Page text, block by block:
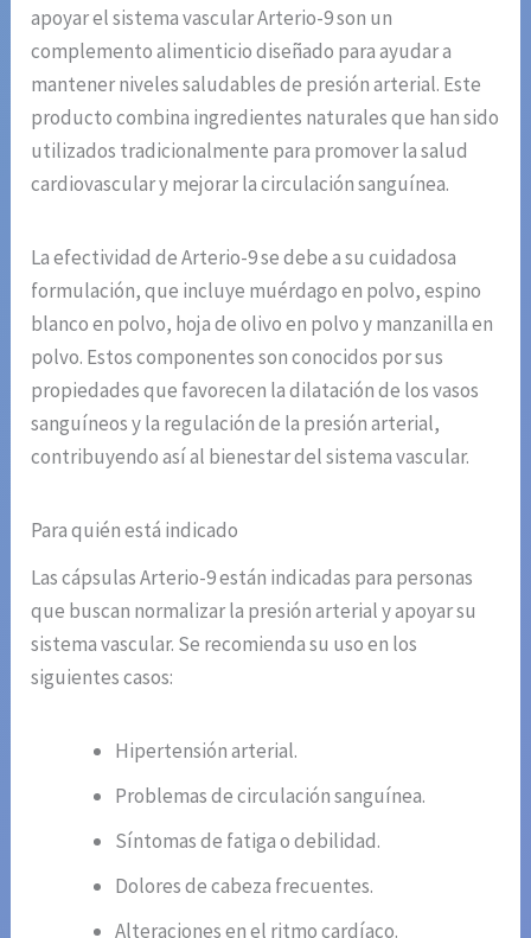
apoyar el sistema vascular Arterio-9 son un
complemento alimenticio diseñado para ayudar a
mantener niveles saludables de presión arterial. Este
producto combina ingredientes naturales que han sido
utilizados tradicionalmente para promover la salud
cardiovascular y mejorar la circulación sanguínea.
La efectividad de Arterio-9 se debe a su cuidadosa
formulación, que incluye muérdago en polvo, espino
blanco en polvo, hoja de olivo en polvo y manzanilla en
polvo. Estos componentes son conocidos por sus
propiedades que favorecen la dilatación de los vasos
sanguíneos y la regulación de la presión arterial,
contribuyendo así al bienestar del sistema vascular.
Para quién está indicado
Las cápsulas Arterio-9 están indicadas para personas
que buscan normalizar la presión arterial y apoyar su
sistema vascular. Se recomienda su uso en los
siguientes casos:
Hipertensión arterial.
Problemas de circulación sanguínea.
Síntomas de fatiga o debilidad.
Dolores de cabeza frecuentes.
Alteraciones en el ritmo cardíaco.